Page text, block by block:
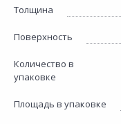
Толщина
Поверхность
Количество в
упаковке
Площадь в упаковке